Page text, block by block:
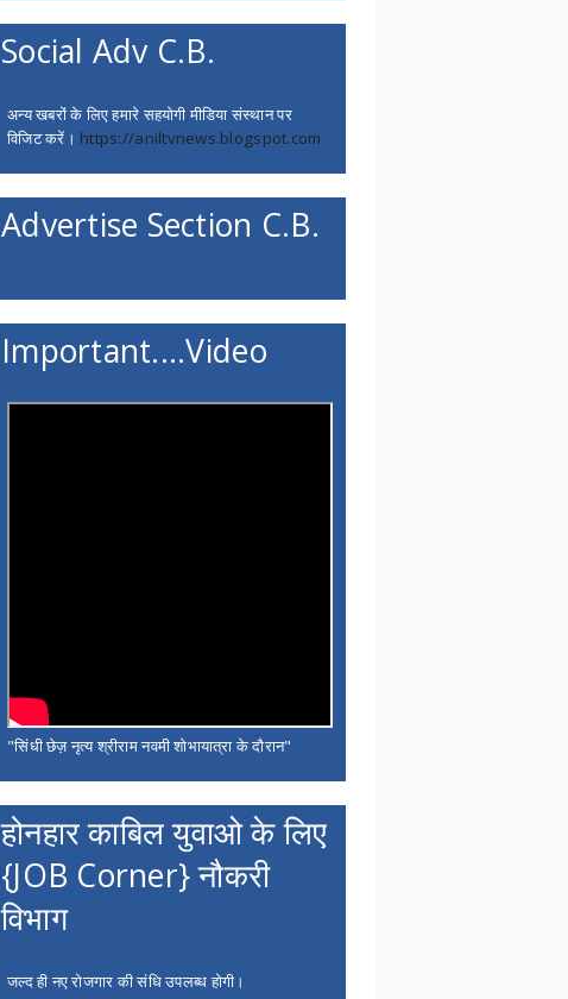
Social Adv C.B.
अन्य खबरों के लिए हमारे सहयोगी मीडिया संस्थान पर
विजिट करें। https://aniltvnews.blogspot.com
Advertise Section C.B.
Important....Video
"सिंधी छेज़ नृत्य श्रीराम नवमी शोभायात्रा के दौरान"
होनहार काबिल युवाओ के लिए
{JOB Corner} नौकरी
विभाग
जल्द ही नए रोजगार की संधि उपलब्ध होगी।